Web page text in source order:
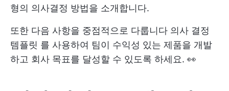
형의 의사결정 방법을 소개합니다.
또한 다음 사항을 중점적으로 다룹니다 의사 결정
템플릿 를 사용하여 팀이 수익성 있는 제품을 개발
하고 회사 목표를 달성할 수 있도록 하세요. 👀